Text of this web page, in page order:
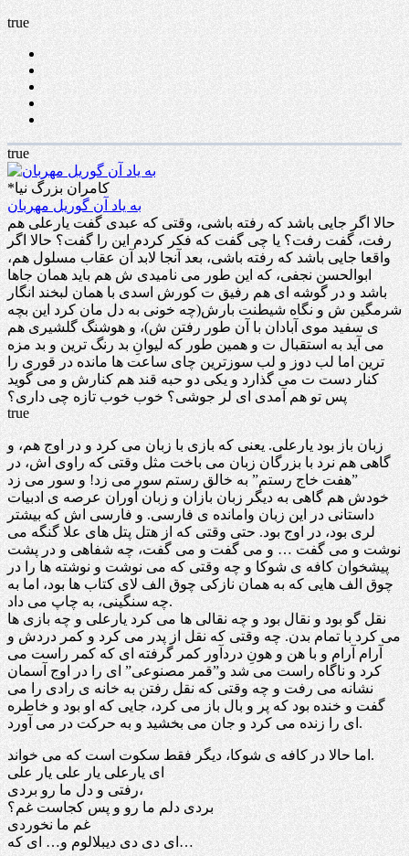
true
true
*کامران بزرگ نیا
به یاد آن گوریل مهربان
حالا اگر جایی باشد که رفته باشی، وقتی که عبدی گفت یارعلی هم
رفت، گفت رفت؟ یا چی گفت که فکر کردم این را گفت؟ حالا اگر
واقعا جایی باشد که رفته باشی، بعد آنجا لابد آن عقاب مسلول هم،
ابوالحسن نجفی، که این طور می نامیدی ش هم باید همان جاها
باشد و در گوشه ای هم رفیق ت کورش اسدی با همان لبخند انگار
شرمگین ش و نگاه شیطنت بارش(چه خونی به دل مان کرد این بچه
ی سفید موی آبادان با آن طور رفتن ش)، و هوشنگ گلشیری هم
می آید به استقبال ت و همین طور که لیوانِ بد رنگ ترین و بد مزه
ترین اما لب دوز و لب سوزترین چای ساعت ها مانده در قوری را
کنار دست ت می گذارد و یکی دو حبه قند هم کنارش و می گوید
پس تو هم آمدی ای لر جوشی؟ خوب خوب تازه چی داری؟
true
زبان باز بود یارعلی. یعنی که بازی با زبان می کرد و در اوج هم، و
گاهی هم نرد با بزرگان زبان می باخت مثل وقتی که راوی اش، در
”هفت خاج رستم” به خالق رستم سور می زد! و سور می زد
خودش هم گاهی به دیگر زبان بازان و زبان آوران عرصه ی ادبیات
داستانی در این زبان وامانده ی فارسی. و فارسی اش که بیشتر
لری بود، در اوج بود. حتی وقتی که از هتل پتل های علا گنگه می
نوشت و می گفت … و می گفت و می گفت، چه شفاهی و در پشت
پیشخوان کافه ی شوکا و چه وقتی که می نوشت و نوشته ها را در
چوق الف هایی که به همان نازکی چوق الف لای کتاب ها بود، اما به
چه سنگینی، به چاپ می داد.
نقل گو بود و نقال بود و چه نقالی ها می کرد یارعلی و چه بازی ها
می کرد با تمام بدن. چه وقتی که نقل از پدر می کرد و کمر دردش و
آرام آرام و با هن و هونِ دردآور کمر گرفته ای که کمر راست می
کرد و ناگاه راست می شد و”قمر مصنوعی” ای را در اوج آسمان
نشانه می رفت و چه وقتی که نقل رفتن به خانه ی رادی را می
گفت و خنده بود که پر و بال باز می کرد، جایی که او بود و خاطره
ای را زنده می کرد و جان می بخشید و به حرکت در می آورد.
اما حالا در کافه ی شوکا، دیگر فقط سکوت است که می خواند.
ای یارعلی یار علی یار علی
رفتی و دل ما رو بردی،
بردی دلم ما رو و پس کجاست غم؟
غم ما نخوردی
ای دی دی دیبلالوم و… ای که…